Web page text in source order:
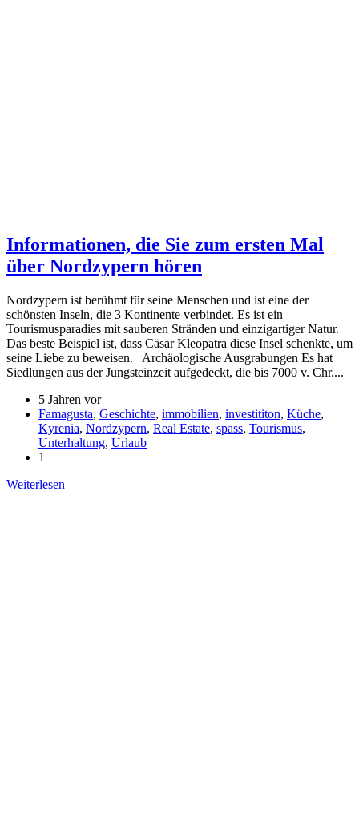
Informationen, die Sie zum ersten Mal
über Nordzypern hören
Nordzypern ist berühmt für seine Menschen und ist eine der
schönsten Inseln, die 3 Kontinente verbindet. Es ist ein
Tourismusparadies mit sauberen Stränden und einzigartiger Natur.
Das beste Beispiel ist, dass Cäsar Kleopatra diese Insel schenkte, um
seine Liebe zu beweisen. Archäologische Ausgrabungen Es hat
Siedlungen aus der Jungsteinzeit aufgedeckt, die bis 7000 v. Chr....
5 Jahren vor
Famagusta, Geschichte, immobilien, investititon, Küche,
Kyrenia, Nordzypern, Real Estate, spass, Tourismus,
Unterhaltung, Urlaub
1
Weiterlesen